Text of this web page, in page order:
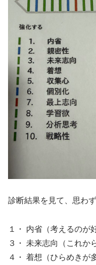
診断結果を見て、思わ
１・ 内省（考えるのが
３・ 未来志向（これか
４・ 着想（ひらめきが